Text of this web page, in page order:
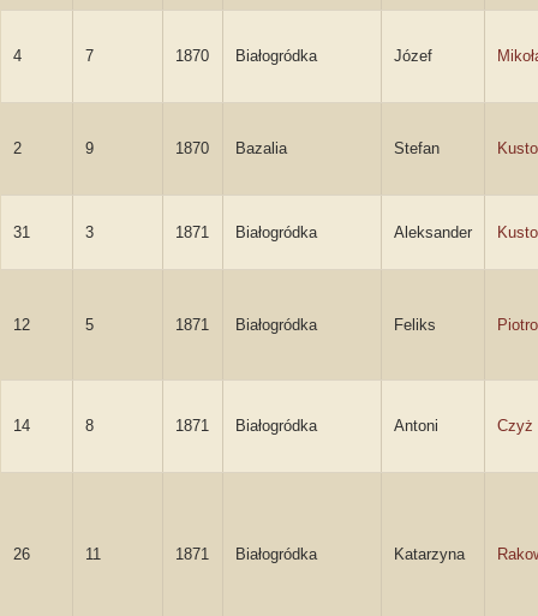
4 7 1870 Białogródka Józef
2 9 1870 Bazalia Stefan
31 3 1871 Białogródka Aleksander
12 5 1871 Białogródka Feliks
14 8 1871 Białogródka Antoni Czyż
26 11 1871 Białogródka Katarzyna